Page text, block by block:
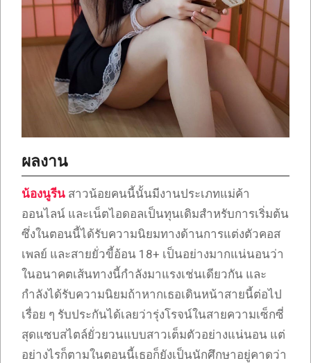
ผลงาน
น้องนูรีน สาวน้อยคนนี้นั้นมีงานประเภทแม่ค้า
ออนไลน์ และเน็ตไอดอลเป็นทุนเดิมสำหรับการเริ่มต้น
ซึ่งในตอนนี้ได้รับความนิยมทางด้านการแต่งตัวคอส
เพลย์ และสายยั่วขี้อ้อน 18+ เป็นอย่างมากแน่นอนว่า
ในอนาคตเส้นทางนี้กำลังมาแรงเช่นเดียวกัน และ
กำลังได้รับความนิยมถ้าหากเธอเดินหน้าสายนี้ต่อไป
เรื่อย ๆ รับประกันได้เลยว่ารุ่งโรจน์ในสายความเซ็กซี่
สุดแซบสไตล์ยั่วยวนแบบสาวเต็มตัวอย่างแน่นอน แต่
อย่างไรก็ตามในตอนนี้เธอก็ยังเป็นนักศึกษาอยู่คาดว่า